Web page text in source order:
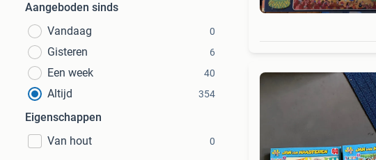
Aangeboden sinds
Vandaag
0
Gisteren 6
Een week 40
Altijd 354
Eigenschappen
Van hout
0